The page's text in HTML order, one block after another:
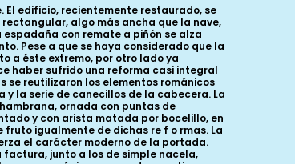
El edificio, recientemente restaurado, se
algo más ancha que la nave,
con remate a piñón se alza
Pese a que se haya considerado que la
a éste extremo, por otro lado ya
haber sufrido una reforma casi integral
se reutilizaron los elementos románicos
la serie de canecillos de la cabecera. La
ornada con puntas de
y con arista matada por bocelillo, en
igualmente de dichas re f o rmas. La
el carácter moderno de la portada.
junto a los de simple nacela,